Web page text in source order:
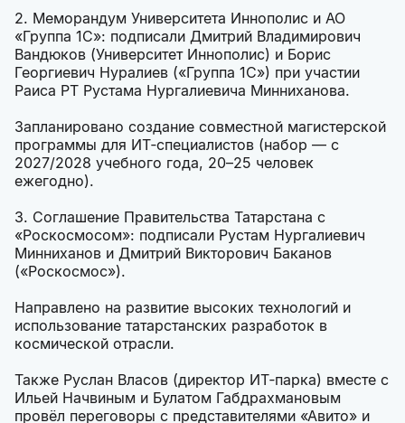
2. Меморандум Университета Иннополис и АО
«Группа 1С»: подписали Дмитрий Владимирович
Вандюков (Университет Иннополис) и Борис
Георгиевич Нуралиев («Группа 1С») при участии
Раиса РТ Рустама Нургалиевича Минниханова.
Запланировано создание совместной магистерской
программы для ИТ‑специалистов (набор — с
2027/2028 учебного года, 20–25 человек
ежегодно).
3. Соглашение Правительства Татарстана с
«Роскосмосом»: подписали Рустам Нургалиевич
Минниханов и Дмитрий Викторович Баканов
(«Роскосмос»).
Направлено на развитие высоких технологий и
использование татарстанских разработок в
космической отрасли.
Также Руслан Власов (директор ИТ‑парка) вместе с
Ильей Начвиным и Булатом Габдрахмановым
провёл переговоры с представителями «Авито» и